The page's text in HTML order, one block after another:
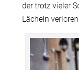
der trotz vieler
Lächeln